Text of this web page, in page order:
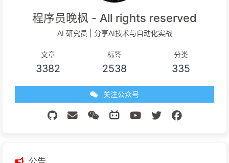
程序员晚枫 - All rights reserved
AI 研究员 | 分享AI技术与自动化实战
文章
3382
标签
2538
分类
335
关注公众号